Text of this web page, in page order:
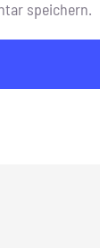
speichern.